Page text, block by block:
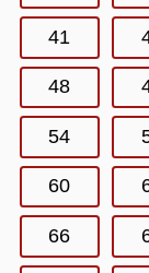
41
48
54
60
66